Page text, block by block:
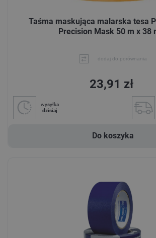
Taśma maskująca malarska tesa
Precision Mask 50 m x 38
dodaj do porównania
23,91 zł
wysyłka
dzisiaj
Do koszyka